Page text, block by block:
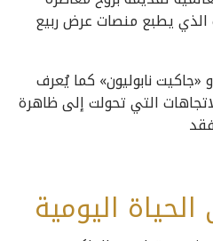
الذي يطبع منصات عرض ربيع
نابوليون» كما يُعرف
التي تحولت إلى ظاهرة
اليومية